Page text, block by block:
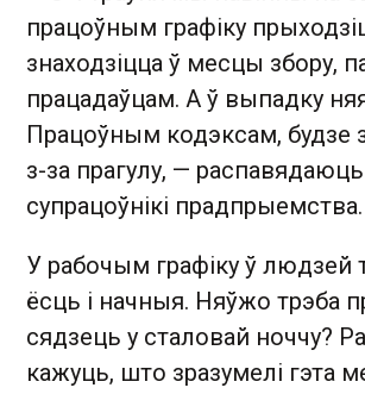
працоўным графіку
знаходзіцца ў месцы збору,
працадаўцам. А ў выпадку
Працоўным кодэксам, будзе
з-за прагулу, — распавядаюць
супрацоўнікі прадпрыемства.
У рабочым графіку ў людзей
ёсць і начныя. Няўжо трэба
сядзець у сталовай ноччу?
кажуць, што зразумелі гэта